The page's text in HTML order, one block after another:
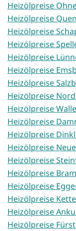
Heizölpreise
Heizölpreise
Heizölpreise
Heizölpreise
Heizölpreise
Heizölpreise
Heizölpreise
Heizölpreise
Heizölpreise
Heizölpreise
Heizölpreise
Heizölpreise
Heizölpreise
Heizölpreise
Heizölpreise
Heizölpreise
Heizölpreise
Heizölpreise